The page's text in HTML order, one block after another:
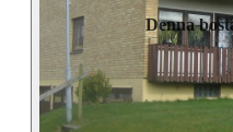
Denna